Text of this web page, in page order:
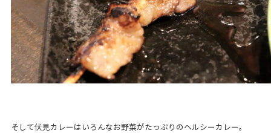
そして伏見カレーはいろんなお野菜がたっぷりのヘルシーカレー。